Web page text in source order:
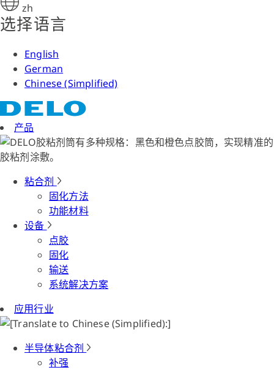
zh
选择语言
English
German
Chinese (Simplified)
产品
粘合剂
固化方法
功能材料
设备
点胶
固化
输送
系统解决方案
应用行业
半导体粘合剂
补强